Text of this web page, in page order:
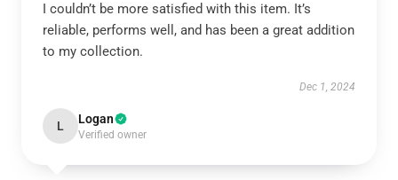
I couldn’t be more satisfied with this item. It’s
reliable, performs well, and has been a great addition
to my collection.
Dec 1, 2024
L Logan
Verified owner